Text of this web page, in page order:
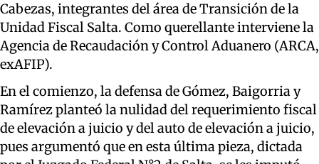
Cabezas, integrantes del área de Transición de la
Unidad Fiscal Salta. Como querellante interviene la
Agencia de Recaudación y Control Aduanero (ARCA,
exAFIP).
En el comienzo, la defensa de Gómez, Baigorria y
Ramírez planteó la nulidad del requerimiento fiscal
de elevación a juicio y del auto de elevación a juicio,
pues argumentó que en esta última pieza, dictada